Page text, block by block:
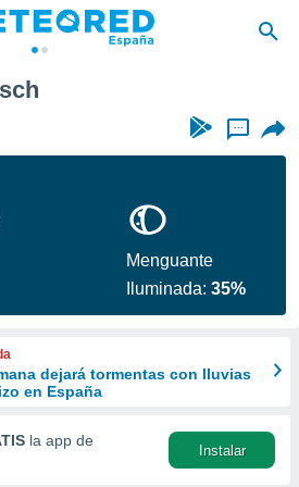
...
Menguante
Iluminada:35%
dejará tormentas con lluvias
en España
la app de
Instalar